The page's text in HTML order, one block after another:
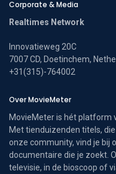
Corporate & Media
Realtimes Network
Innovatieweg 20C
7007 CD, Doetinchem,
+31(315)-764002
Over MovieMeter
MovieMeter is hét platform
Met tienduizenden titels,
onze community, vind je bij
documentaire die je zoekt.
televisie, in de bioscoop of